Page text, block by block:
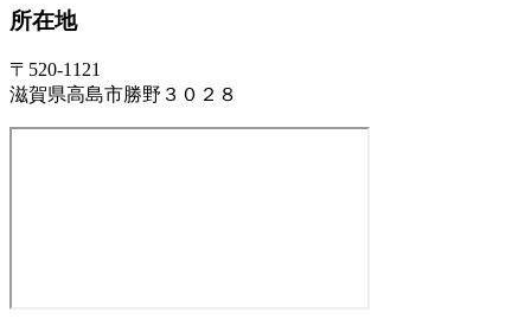
所在地
〒520-1121
滋賀県高島市勝野３０２８